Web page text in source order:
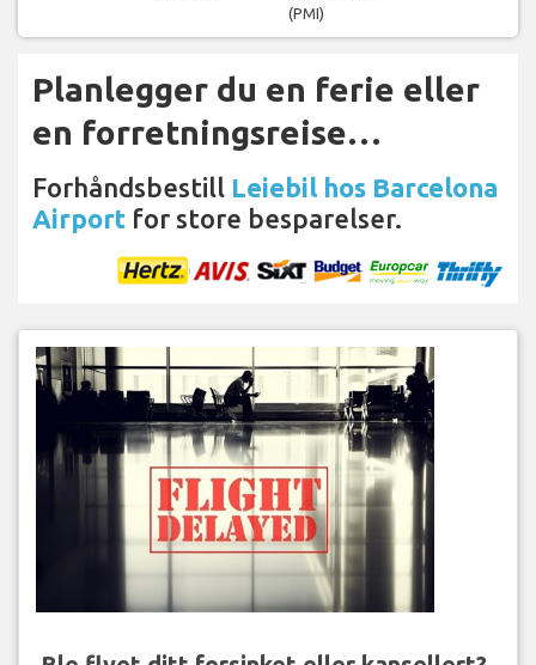
(PMI)
Planlegger du en ferie eller
en forretningsreise…
Forhåndsbestill Leiebil hos Barcelona
Airport for store besparelser.